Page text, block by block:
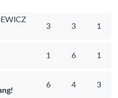
3 3 1
1 6 1
6 4 3